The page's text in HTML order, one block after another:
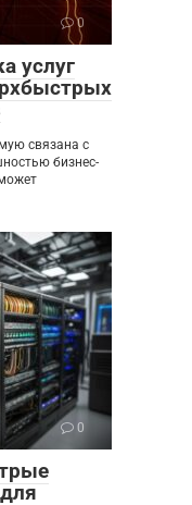
0
услуг
связана с
бизнес-
0